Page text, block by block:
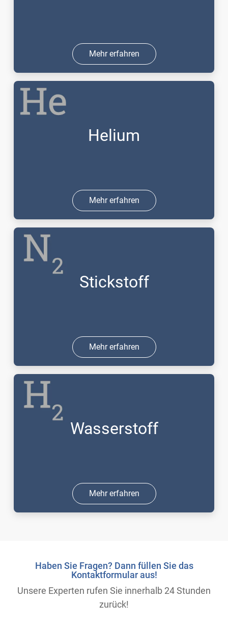
Mehr erfahren
Helium
Mehr erfahren
Stickstoff
Mehr erfahren
Wasserstoff
Mehr erfahren
Haben Sie Fragen? Dann füllen Sie das
Kontaktformular aus!
Unsere Experten rufen Sie innerhalb 24 Stunden
zurück!